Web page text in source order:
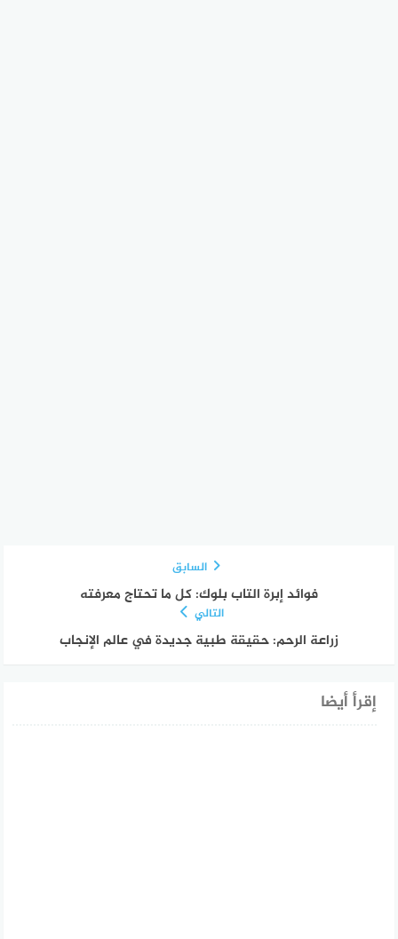
السابق
فوائد إبرة التاب بلوك: كل ما تحتاج معرفته
التالي
زراعة الرحم: حقيقة طبية جديدة في عالم الإنجاب
إقرأ أيضا